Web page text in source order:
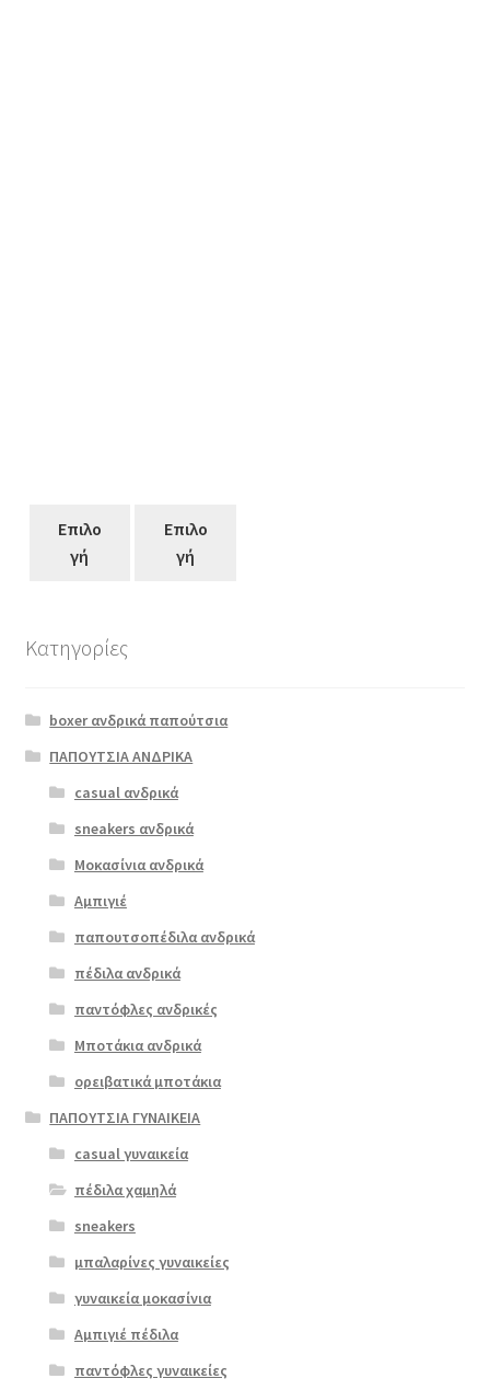
Επιλο
γή
Επιλο
γή
boxer 82602
μπεζ
ΠΡΟΣΦΟΡΆ!
59.00
Original
price
€59.00.
€ 47.00Η
τρέχουσα
είναι:
€47.00.
προϊόν
έχει
πολλαπλές
επιλογές
μπορούν
επιλεγούν
στη
σελίδα
προϊόντος
Κατηγορίες
boxer ανδρικά παπούτσια
ΠΑΠΟΥΤΣΙΑ ΑΝΔΡΙΚΑ
casual ανδρικά
sneakers ανδρικά
Μοκασίνια ανδρικά
Αμπιγιέ
παπουτσοπέδιλα ανδρικά
πέδιλα ανδρικά
παντόφλες ανδρικές
Μποτάκια ανδρικά
ορειβατικά μποτάκια
ΠΑΠΟΥΤΣΙΑ ΓΥΝΑΙΚΕΙΑ
casual γυναικεία
πέδιλα χαμηλά
sneakers
μπαλαρίνες γυναικείες
γυναικεία μοκασίνια
Αμπιγιέ πέδιλα
παντόφλες γυναικείες